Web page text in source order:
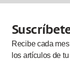
Recibe cada mes
los artículos de